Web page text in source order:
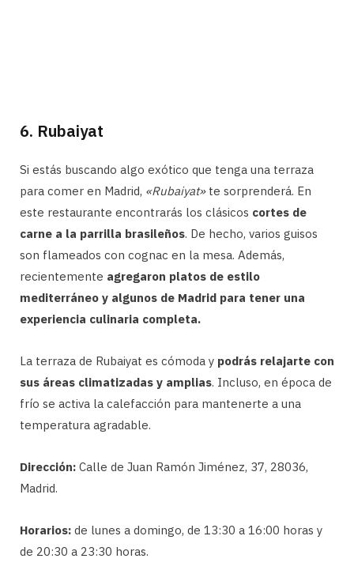
6. Rubaiyat
Si estás buscando algo exótico que tenga una terraza
para comer en Madrid, «Rubaiyat»te sorprenderá. En
este restaurante encontrarás los clásicos cortes de
carne a la parrilla brasileños. De hecho, varios guisos
son flameados con cognac en la mesa. Además,
recientemente agregaron platos de estilo
mediterráneo y algunos de Madrid para tener una
experiencia culinaria completa.
La terraza de Rubaiyat es cómoda y podrás relajarte con
sus áreas climatizadas y amplias. Incluso, en época de
frío se activa la calefacción para mantenerte a una
temperatura agradable.
Dirección: Calle de Juan Ramón Jiménez, 37, 28036,
Madrid.
Horarios: de lunes a domingo, de 13:30 a 16:00 horas y
de 20:30 a 23:30 horas.